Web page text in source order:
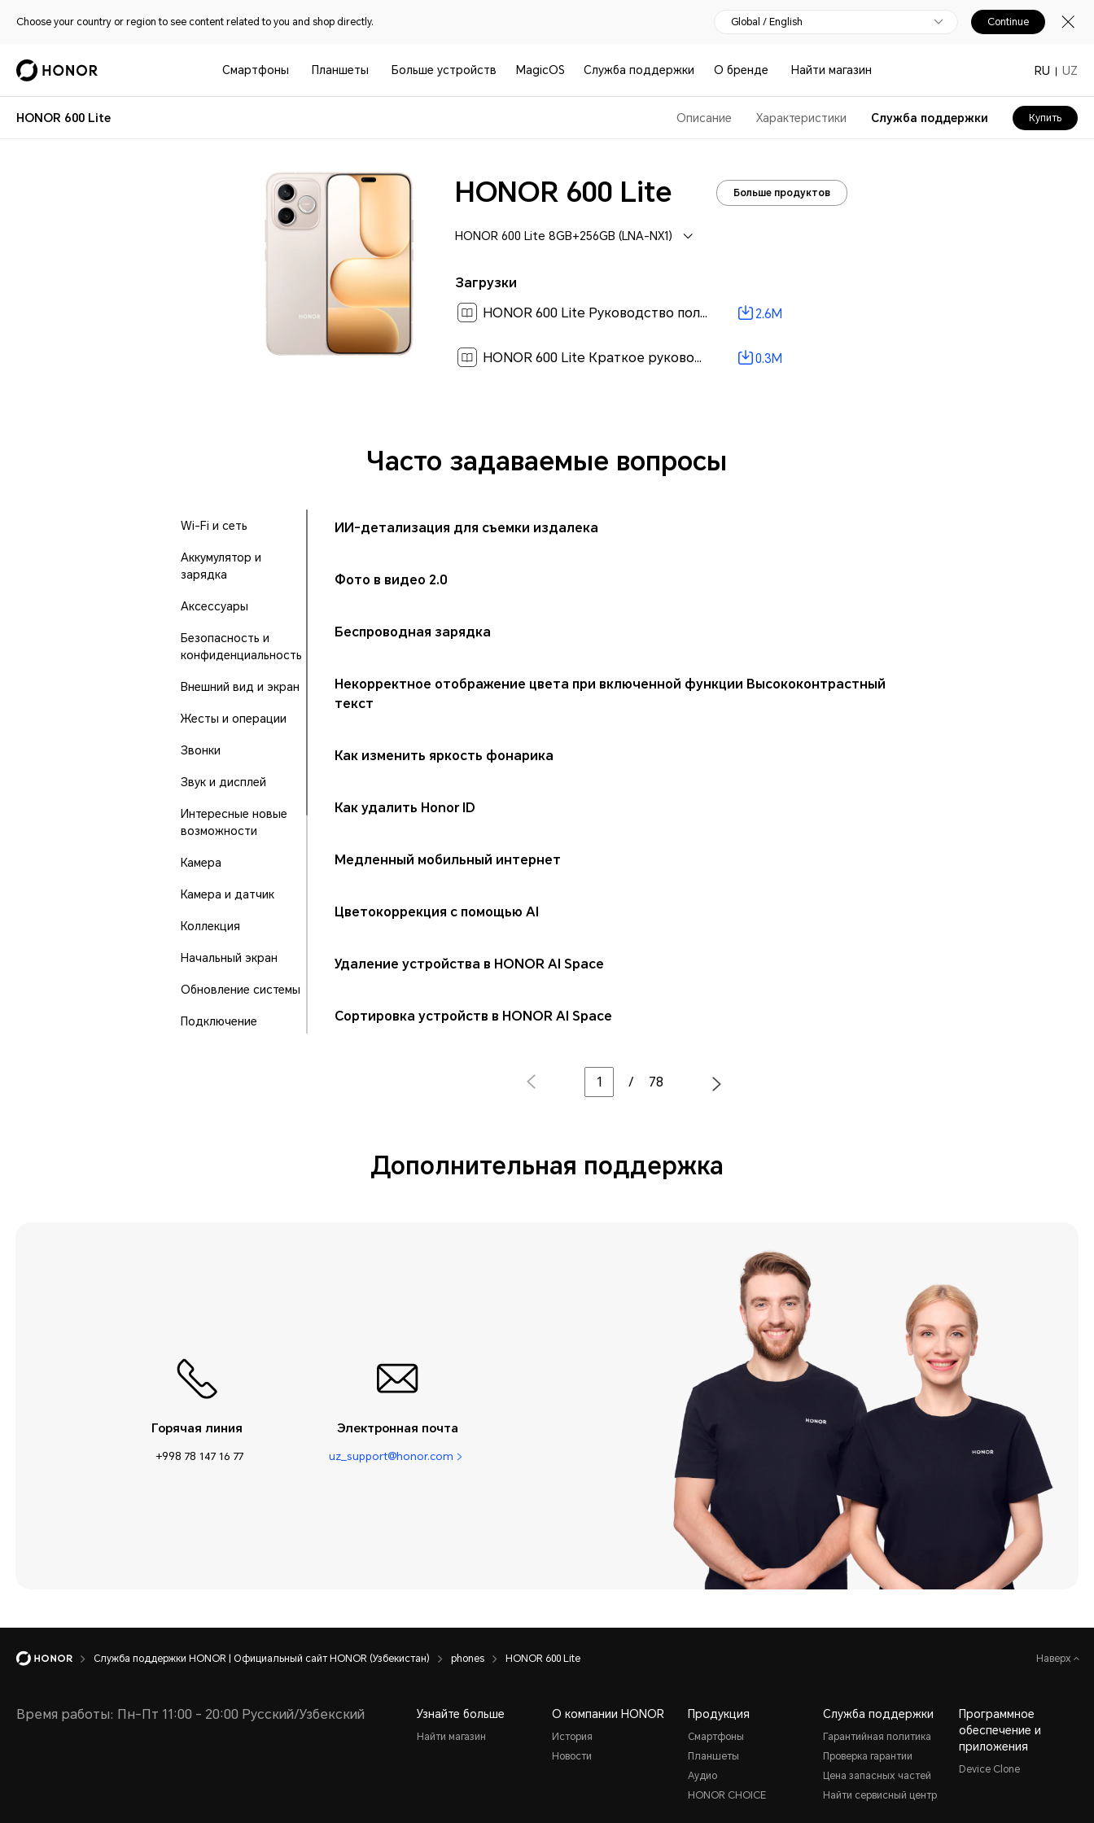
Choose your country or region to see content related to you and shop directly. Global / English Continue
Смартфоны Планшеты Больше устройств MagicOS Служба поддержки О бренде Найти магазин RU UZ
HONOR 600 Lite Описание Характеристики Служба поддержки Купить
HONOR 600 Lite Больше продуктов
HONOR 600 Lite 8GB+256GB (LNA-NX1)
Загрузки
HONOR 600 Lite Руководство пользователя-(MagicOS 10_01,ru)[ 2.6M ]
2.6M
HONOR 600 Lite Краткое руководство пользователя-(Magic OS 10.0_01,LNA-NX1,ru)[ 0.3M ] 0.3M
Часто задаваемые вопросы
Wi-Fi и сеть
Аккумулятор и
зарядка
Аксессуары
Безопасность и
конфиденциальность
Внешний вид и экран
Жесты и операции
Звонки
Звук и дисплей
Интересные новые
возможности
Камера
Камера и датчик
Коллекция
Начальный экран
Обновление системы
Подключение
телефоном
Хранилище
ИИ-детализация для съемки издалека
Фото в видео 2.0
Беспроводная зарядка
Некорректное отображение цвета при включенной функции Высококонтрастный
текст
Как изменить яркость фонарика
Как удалить Honor ID
Медленный мобильный интернет
Цветокоррекция с помощью AI
Удаление устройства в HONOR AI Space
Сортировка устройств в HONOR AI Space
/ 78
Дополнительная поддержка
Горячая линия
+998 78 147 16 77
Электронная почта
uz_support@honor.com
Служба поддержки HONOR | Официальный сайт HONOR (Узбекистан) phones HONOR 600 Lite Наверх
Время работы: Пн-Пт 11:00 - 20:00 Русский/Узбекский Узнайте больше
Найти магазин
О компании HONOR
История
Новости
Продукция
Смартфоны
Планшеты
Аудио
HONOR CHOICE
Служба поддержки
Гарантийная политика
Проверка гарантии
Цена запасных частей
Найти сервисный центр
Программное
обеспечение и
приложения
Device Clone